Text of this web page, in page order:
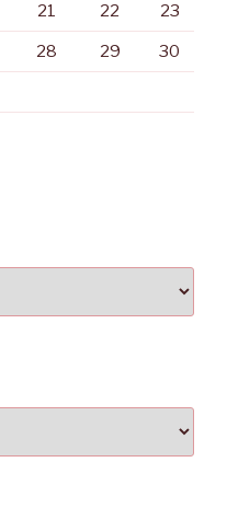
21 22 23
28 29 30